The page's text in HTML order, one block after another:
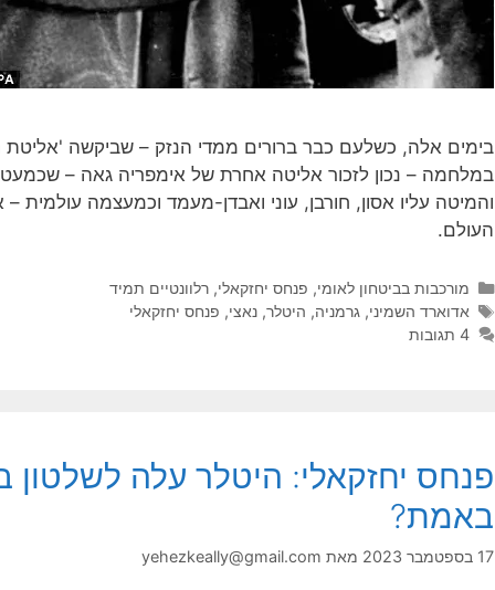
בימים אלה, כשלעם כבר ברורים ממדי הנזק – שביקשה
במלחמה – נכון לזכור אליטה אחרת של אימפריה גאה –
והמיטה עליו אסון, חורבן, עוני ואבדן-מעמד וכמעצמה
העולם.
קטגוריות
מורכבות בביטחון לאומי, פנחס יחזקאלי, רלוונטיים תמיד
תגיות
אדוארד השמיני, גרמניה, היטלר, נאצי, פנחס יחזקאלי
4 תגובות
פנחס יחזקאלי: היטלר עלה לשלטון
באמת?
17 בספטמבר 2023 מאת yehezkeally@gmail.com